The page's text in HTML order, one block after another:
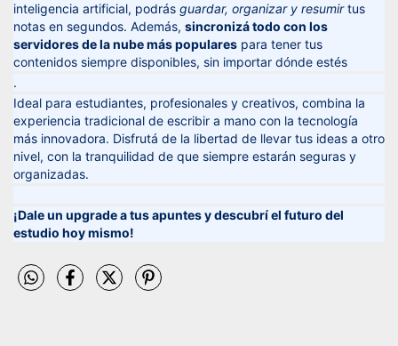
inteligencia artificial, podrás guardar, organizar y resumirtus
notas en segundos. Además, sincronizá todo con los
servidores de la nube más populares para tener tus
contenidos siempre disponibles, sin importar dónde estés
.
Ideal para estudiantes, profesionales y creativos, combina la
experiencia tradicional de escribir a mano con la tecnología
más innovadora. Disfrutá de la libertad de llevar tus ideas a otro
nivel, con la tranquilidad de que siempre estarán seguras y
organizadas.
¡Dale un upgrade a tus apuntes y descubrí el futuro del
estudio hoy mismo!